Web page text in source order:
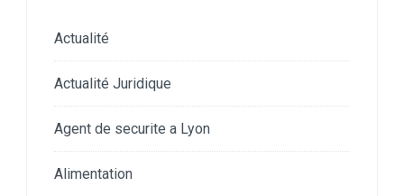
Actualité
Actualité Juridique
Agent de securite a Lyon
Alimentation